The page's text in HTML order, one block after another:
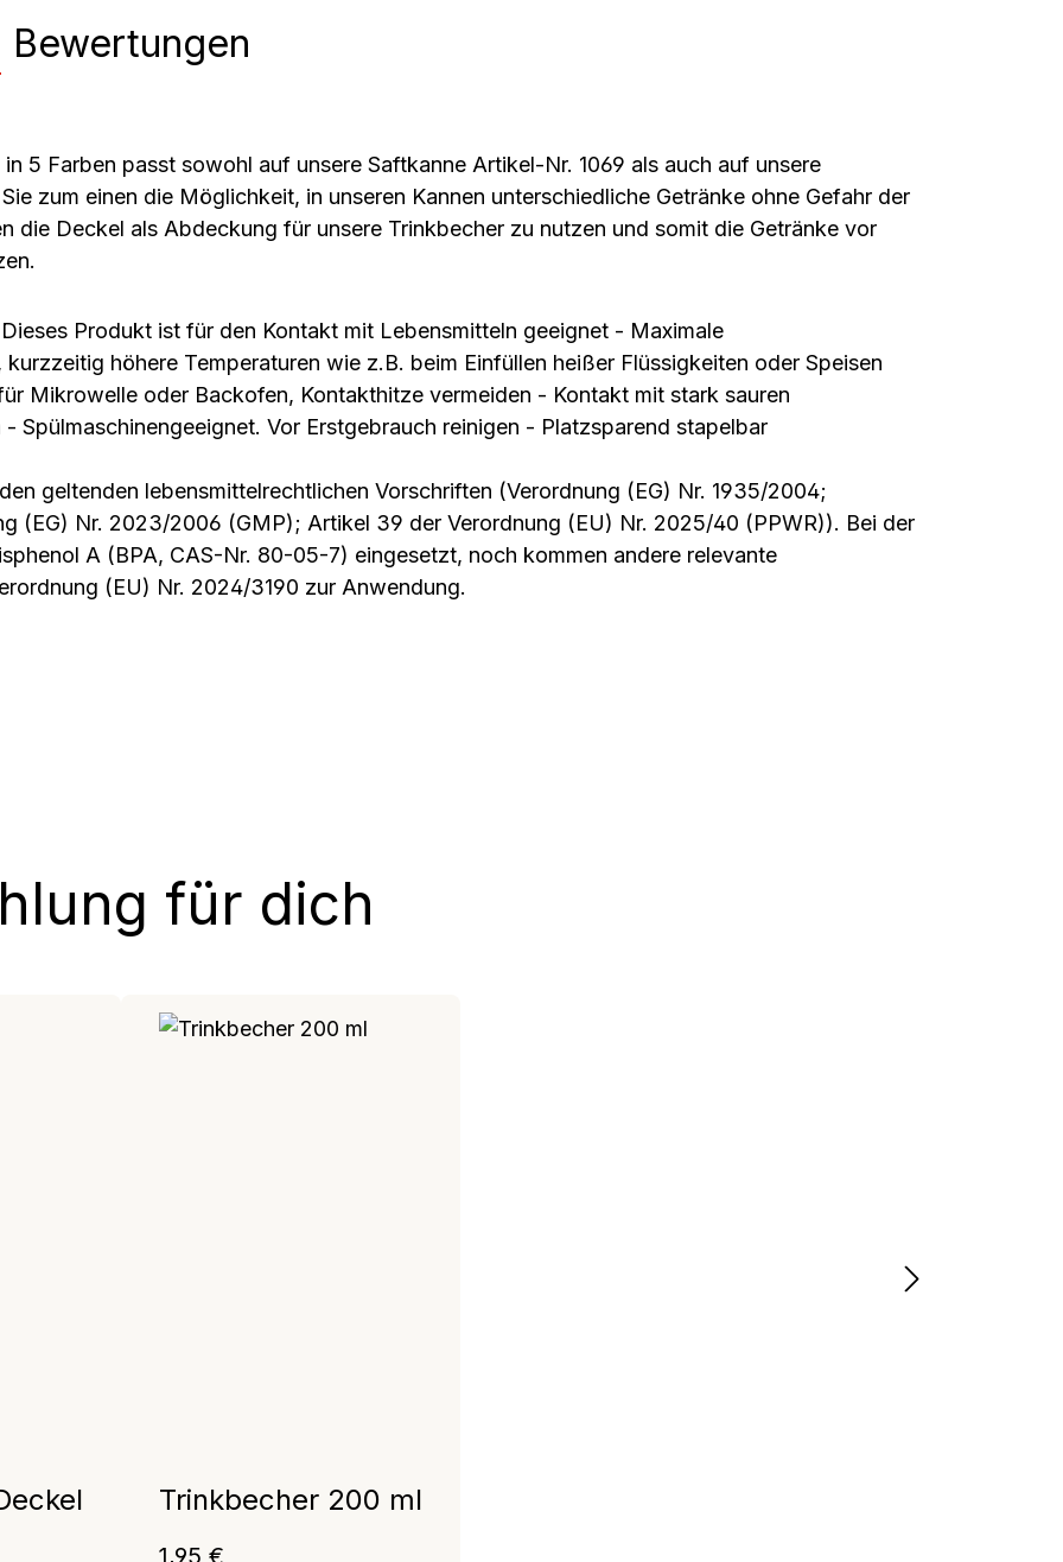
Bewertungen
5 Farben passt sowohl auf unsere Saftkanne Artikel-Nr. 1069 als auch auf unsere
zum einen die Möglichkeit, in unseren Kannen unterschiedliche Getränke ohne Gefahr der
die Deckel als Abdeckung für unsere Trinkbecher zu nutzen und somit die Getränke vor
Produkt ist für den Kontakt mit Lebensmitteln geeignet - Maximale
höhere Temperaturen wie z.B. beim Einfüllen heißer Flüssigkeiten oder Speisen
Mikrowelle oder Backofen, Kontakthitze vermeiden - Kontakt mit stark sauren
Spülmaschinengeeignet. Vor Erstgebrauch reinigen - Platzsparend stapelbar
geltenden lebensmittelrechtlichen Vorschriften (Verordnung (EG) Nr. 1935/2004;
(EG) Nr. 2023/2006 (GMP); Artikel 39 der Verordnung (EU) Nr. 2025/40 (PPWR)). Bei der
A (BPA, CAS-Nr. 80-05-7) eingesetzt, noch kommen andere relevante
(EU) Nr. 2024/3190 zur Anwendung.
für dich
Trinkbecher 200 ml
Regulärer Preis:
1,95 €